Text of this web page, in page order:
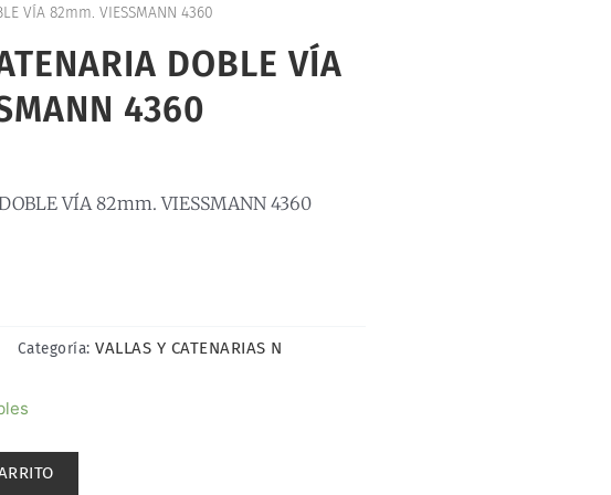
VÍA 82mm. VIESSMANN 4360
DOBLE VÍA
4360
VÍA 82mm. VIESSMANN 4360
Categoría:VALLAS Y CATENARIAS N